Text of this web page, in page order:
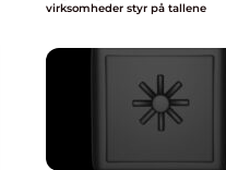
virksomheder styr på tallene